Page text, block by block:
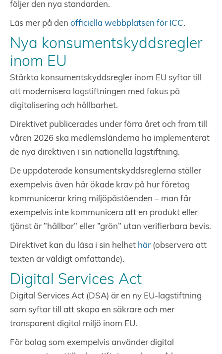
följer den nya standarden.
Läs mer på den officiella webbplatsen för ICC.
Nya konsumentskyddsregler
inom EU
Stärkta konsumentskyddsregler inom EU syftar till
att modernisera lagstiftningen med fokus på
digitalisering och hållbarhet.
Direktivet publicerades under förra året och fram till
våren 2026 ska medlemsländerna ha implementerat
de nya direktiven i sin nationella lagstiftning.
De uppdaterade konsumentskyddsreglerna ställer
exempelvis även här ökade krav på hur företag
kommunicerar kring miljöpåståenden – man får
exempelvis inte kommunicera att en produkt eller
tjänst är ”hållbar” eller ”grön” utan verifierbara bevis.
Direktivet kan du läsa i sin helhet här (observera att
texten är väldigt omfattande).
Digital Services Act
Digital Services Act (DSA) är en ny EU-lagstiftning
som syftar till att skapa en säkrare och mer
transparent digital miljö inom EU.
För bolag som exempelvis använder digital